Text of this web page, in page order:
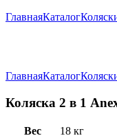
ГлавнаяКаталог
ГлавнаяКаталог
Коляска 2 в 1
Вес
18 кг